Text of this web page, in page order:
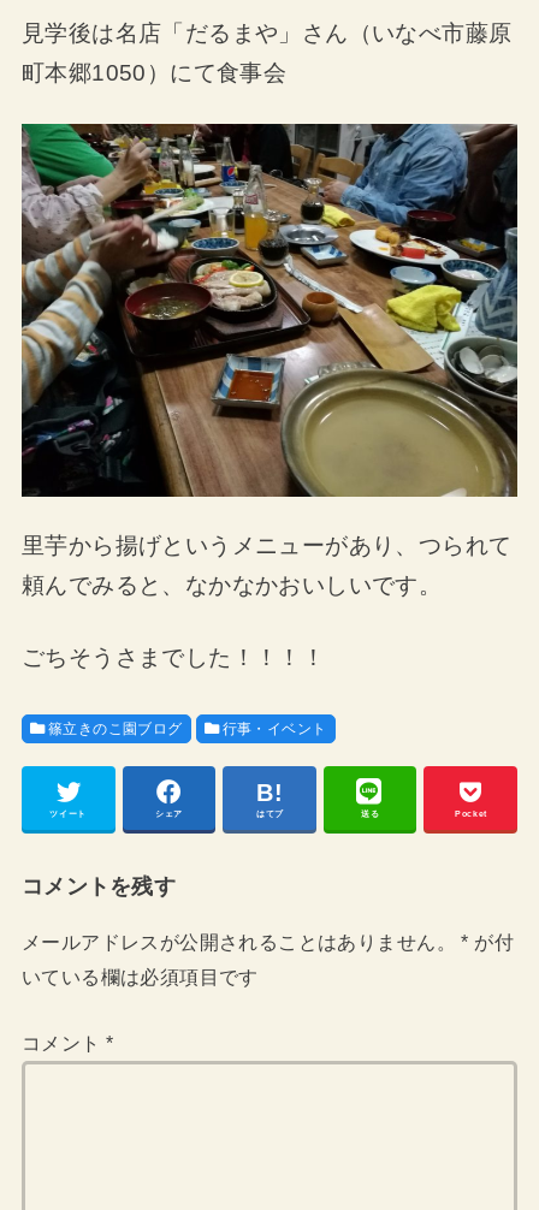
見学後は名店「だるまや」さん（いなべ市藤原
町本郷1050）にて食事会
里芋から揚げというメニューがあり、つられて
頼んでみると、なかなかおいしいです。
ごちそうさまでした！！！！
篠立きのこ園ブログ 行事・イベント
ツイート シェア はてブ 送る Pocket
コメントを残す
メールアドレスが公開されることはありません。 * が付
いている欄は必須項目です
コメント *